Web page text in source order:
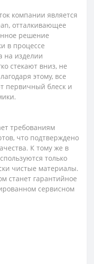
компании является
отталкивающее
решение
в процессе
на изделии
стекают вниз, не
этому, все
первичный блеск и
требованиям
что подтверждено
К тому же в
только
чистые материалы.
станет гарантийное
сервисном